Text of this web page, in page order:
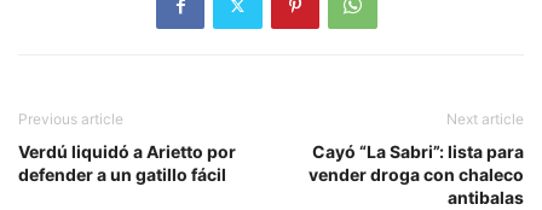
Previous article
Verdú liquidó a Arietto por
defender a un gatillo fácil
Next article
Cayó “La Sabri”: lista para
vender droga con chaleco
antibalas